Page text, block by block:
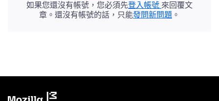
如果您還沒有帳號，您必須先登入帳號 來回覆文
章。還沒有帳號的話，只能發問新問題 。